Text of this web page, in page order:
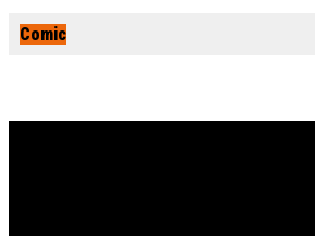
Comic